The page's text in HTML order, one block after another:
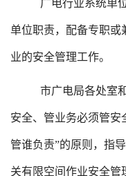
广电行业系统单
单位职责，配备专职或
业的安全管理工作。
市广电局各处室
安全、管业务必须管安
管谁负责”的原则，指
关有限空间作业安全管